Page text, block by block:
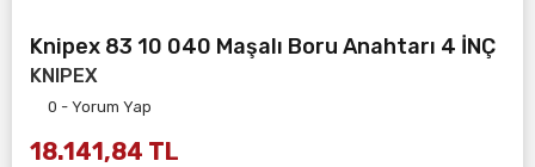
Knipex 83 10 040 Maşalı Boru Anahtarı 4 İNÇ
KNIPEX
0 - Yorum Yap
18.141,84 TL